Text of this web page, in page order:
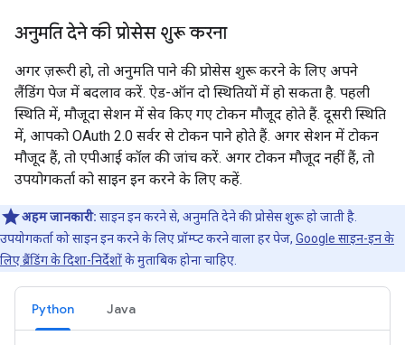
अनुमति देने की प्रोसेस शुरू करना
अगर ज़रूरी हो, तो अनुमति पाने की प्रोसेस शुरू करने के लिए अपने
लैंडिंग पेज में बदलाव करें. ऐड-ऑन दो स्थितियों में हो सकता है. पहली
स्थिति में, मौजूदा सेशन में सेव किए गए टोकन मौजूद होते हैं. दूसरी स्थिति
में, आपको OAuth 2.0 सर्वर से टोकन पाने होते हैं. अगर सेशन में टोकन
मौजूद हैं, तो एपीआई कॉल की जांच करें. अगर टोकन मौजूद नहीं हैं, तो
उपयोगकर्ता को साइन इन करने के लिए कहें.
अहम जानकारी: साइन इन करने से, अनुमति देने की प्रोसेस शुरू हो जाती है.
उपयोगकर्ता को साइन इन करने के लिए प्रॉम्प्ट करने वाला हर पेज, Google साइन-इन के
लिए ब्रैंडिंग के दिशा-निर्देशोंके मुताबिक होना चाहिए.
Python Java